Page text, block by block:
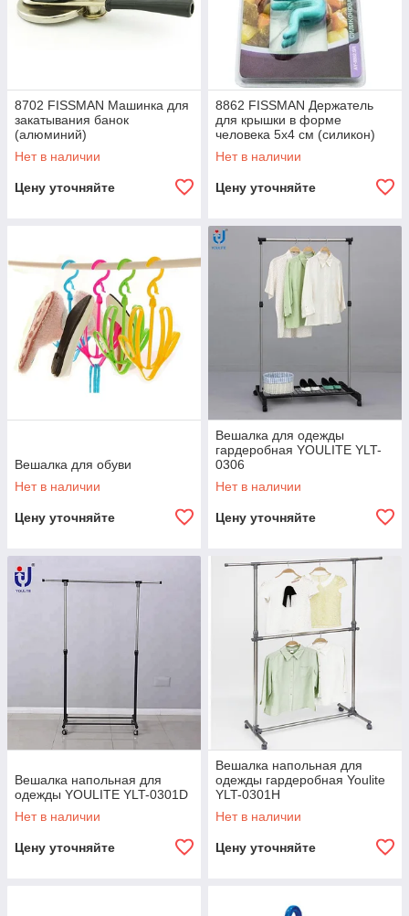
8702 FISSMAN Машинка для
закатывания банок
(алюминий)
Нет в наличии
Цену уточняйте
8862 FISSMAN Держатель
для крышки в форме
человека 5x4 см (силикон)
Нет в наличии
Цену уточняйте
Вешалка для обуви
Нет в наличии
Цену уточняйте
Вешалка для одежды
гардеробная YOULITE YLT-
0306
Нет в наличии
Цену уточняйте
Вешалка напольная для
одежды YOULITE YLT-0301D
Нет в наличии
Цену уточняйте
Вешалка напольная для
одежды гардеробная Youlite
YLT-0301H
Нет в наличии
Цену уточняйте